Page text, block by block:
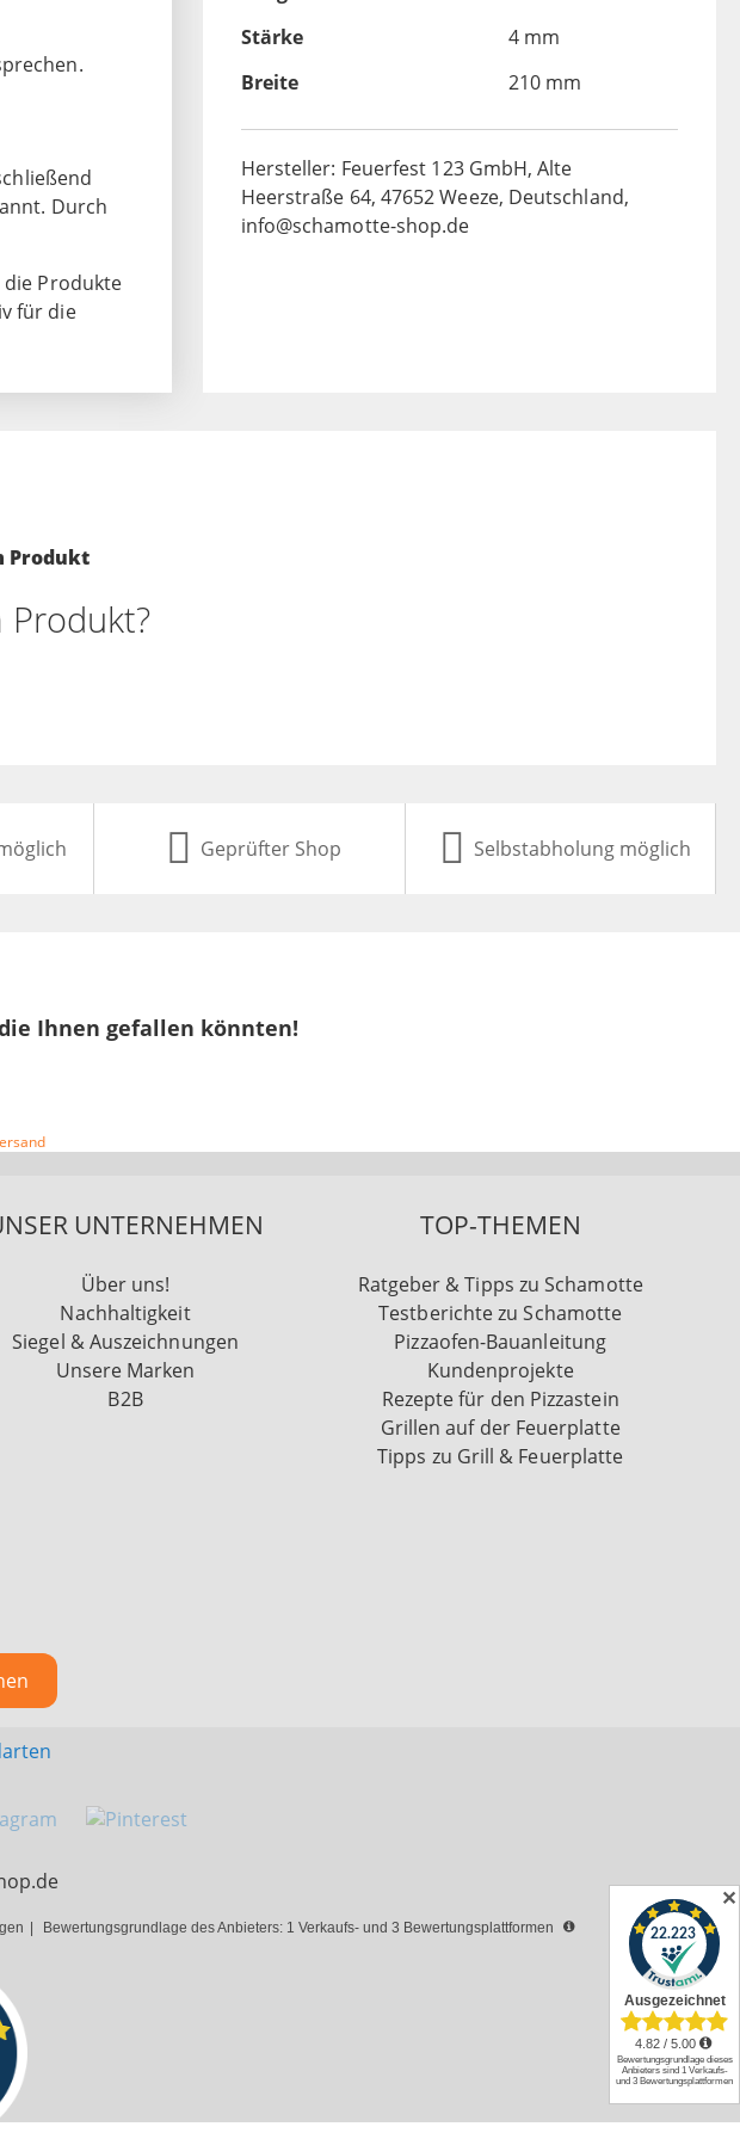
Durch
Produkte
für die
Stärke
4 mm
Breite
210 mm
Hersteller: Feuerfest 123 GmbH, Alte
Heerstraße 64, 47652 Weeze, Deutschland,
info@schamotte-shop.de
Produkt
Produkt?
Geprüfter Shop Selbstabholung möglich
Ihnen gefallen könnten!
UNTERNEHMEN
Über uns!
Nachhaltigkeit
Siegel & Auszeichnungen
Unsere Marken
B2B
TOP-THEMEN
Ratgeber & Tipps zu Schamotte
Testberichte zu Schamotte
Pizzaofen-Bauanleitung
Kundenprojekte
Rezepte für den Pizzastein
Grillen auf der Feuerplatte
Tipps zu Grill & Feuerplatte
Bewertungsgrundlage des Anbieters: 1 Verkaufs- und 3 Bewertungsplattformen
✕